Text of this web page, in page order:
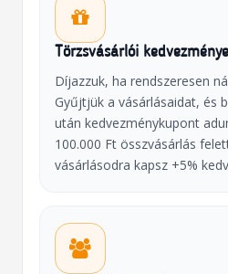
Törzsvásárlói
Díjazzuk, ha rendszeresen
Gyűjtjük a vásárlásaidat, és
után kedvezménykupont
100.000 Ft összvásárlás
vásárlásodra kapsz +5%